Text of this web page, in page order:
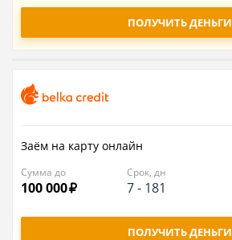
ПОЛУЧИТЬ ДЕНЬГИ
Заём на карту онлайн
Сумма до
100 000
Срок, дн
7- 181
ПОЛУЧИТЬ ДЕНЬГИ